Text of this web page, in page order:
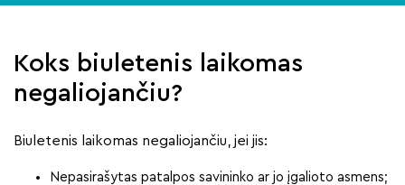
Koks biuletenis laikomas
negaliojančiu?
Biuletenis laikomas negaliojančiu, jei jis:
Nepasirašytas patalpos savininko ar jo įgalioto asmens;